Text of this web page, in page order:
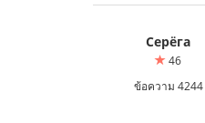
Серёга
46
ข้อความ 4244